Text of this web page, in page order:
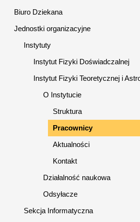
Biuro Dziekana
Jednostki organizacyjne
Instytuty
Instytut Fizyki Doświadczalnej
Instytut Fizyki Teoretycznej i
O Instytucie
Struktura
Pracownicy
Aktualności
Kontakt
Działalność naukowa
Odsyłacze
Sekcja Informatyczna